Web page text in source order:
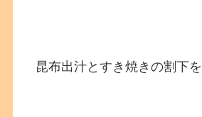
昆布出汁とすき焼きの割下を